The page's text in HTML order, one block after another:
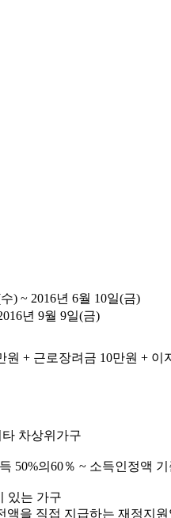
) ~ 2016년 6월 10일(금)
년 9월 9일(금)
원 + 근로장려금 10만원 + 이
차상위가구
50%의 60％ ~ 소득인정액
있는 가구
액을 직접 지급하는 재정지